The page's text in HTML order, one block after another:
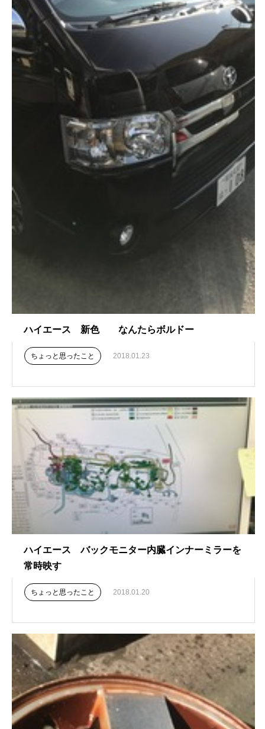
ハイエース 新色 なんたらボルドー
ちょっと思ったこと 2018.01.23
ハイエース バックモニター内臓インナーミラーを
常時映す
ちょっと思ったこと 2018.01.20